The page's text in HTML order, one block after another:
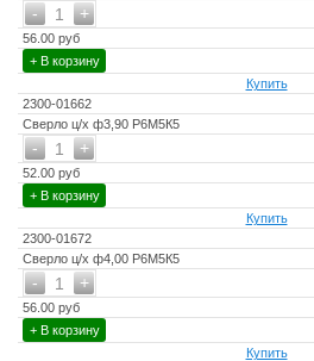
+
- 1
56.00 руб
+ В корзину
Купить
2300-01662
Сверло ц/х ф3,90 Р6М5К5
+
- 1
52.00 руб
+ В корзину
Купить
2300-01672
Сверло ц/х ф4,00 Р6М5К5
+
- 1
56.00 руб
+ В корзину
Купить